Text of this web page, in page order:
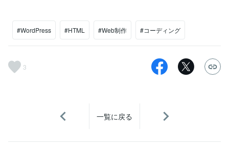
#WordPress #HTML #Web制作 #コーディング
3
一覧に戻る